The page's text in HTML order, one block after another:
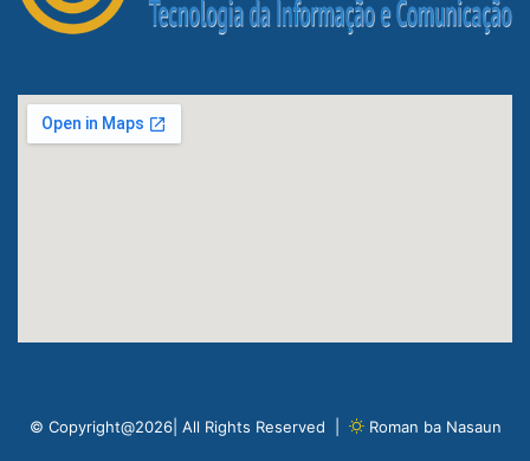
© Copyright@2026| All Rights Reserved | Roman ba Nasaun